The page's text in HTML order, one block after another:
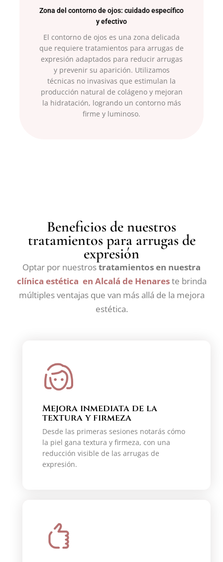
Zona del contorno de ojos: cuidado específico
y efectivo
El contorno de ojos es una zona delicada
que requiere tratamientos para arrugas de
expresión adaptados para reducir arrugas
y prevenir su aparición. Utilizamos
técnicas no invasivas que estimulan la
producción natural de colágeno y mejoran
la hidratación, logrando un contorno más
firme y luminoso.
Beneficios de nuestros
tratamientos para arrugas de
expresión
Optar por nuestrostratamientos en nuestra
clínica estética en Alcalá de Henareste brinda
múltiples ventajas que van más allá de la mejora
estética.
Mejora inmediata de la
textura y firmeza
Desde las primeras sesiones notarás cómo
la piel gana textura y firmeza, con una
reducción visible de las arrugas de
expresión.